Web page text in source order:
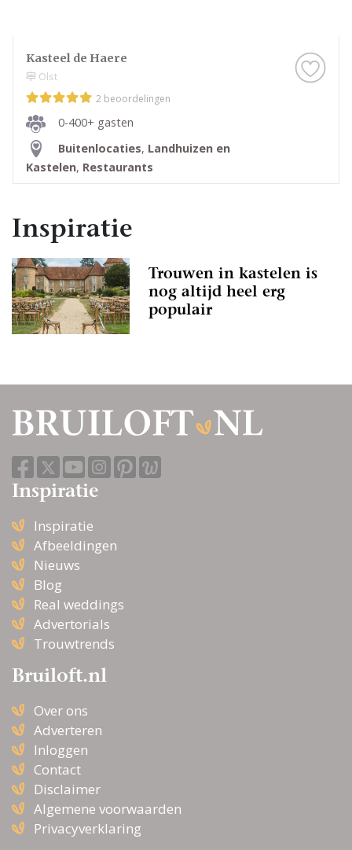
Kasteel de Haere
Olst
2 beoordelingen
0-400+ gasten
Buitenlocaties, Landhuizen en
Kastelen, Restaurants
Inspiratie
Trouwen in kastelen is
nog altijd heel erg
populair
Inspiratie
Inspiratie
Afbeeldingen
Nieuws
Blog
Real weddings
Advertorials
Trouwtrends
Bruiloft.nl
Over ons
Adverteren
Inloggen
Contact
Disclaimer
Algemene voorwaarden
Privacyverklaring